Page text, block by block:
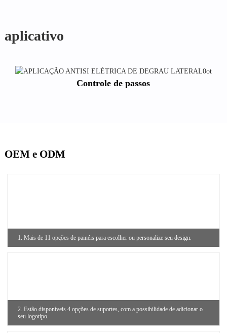
aplicativo
Controle de passos
OEM e ODM
1. Mais de 11 opções de painéis para escolher ou personalize seu design.
2. Estão disponíveis 4 opções de suportes, com a possibilidade de adicionar o
seu logotipo.